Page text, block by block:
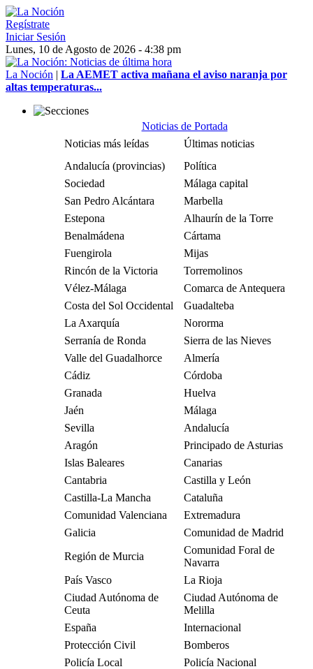
Regístrate
Iniciar Sesión
Lunes, 10 de Agosto de 2026 - 4:38 pm
La Noción | La AEMET activa mañana el aviso naranja por
altas temperaturas...
Noticias de Portada
Noticias más leídas
Últimas noticias
Andalucía (provincias)
Política
Sociedad
Málaga capital
San Pedro Alcántara
Marbella
Estepona
Alhaurín de la Torre
Benalmádena
Cártama
Fuengirola
Mijas
Rincón de la Victoria
Torremolinos
Vélez-Málaga
Comarca de Antequera
Costa del Sol Occidental
Guadalteba
La Axarquía
Nororma
Serranía de Ronda
Sierra de las Nieves
Valle del Guadalhorce
Almería
Cádiz
Córdoba
Granada
Huelva
Jaén
Málaga
Sevilla
Andalucía
Aragón
Principado de Asturias
Islas Baleares
Canarias
Cantabria
Castilla y León
Castilla-La Mancha
Cataluña
Comunidad Valenciana
Extremadura
Galicia
Comunidad de Madrid
Región de Murcia
Comunidad Foral de
Navarra
País Vasco
La Rioja
Ciudad Autónoma de
Ceuta
Ciudad Autónoma de
Melilla
España
Internacional
Protección Civil
Bomberos
Policía Local
Policía Nacional